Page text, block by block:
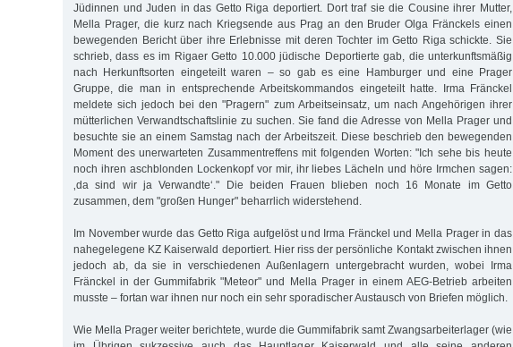
Jüdinnen und Juden in das Getto Riga deportiert. Dort traf sie die Cousine ihrer Mutter,
Mella Prager, die kurz nach Kriegsende aus Prag an den Bruder Olga Fränckels einen
bewegenden Bericht über ihre Erlebnisse mit deren Tochter im Getto Riga schickte. Sie
schrieb, dass es im Rigaer Getto 10.000 jüdische Deportierte gab, die unterkunftsmäßig
nach Herkunftsorten eingeteilt waren – so gab es eine Hamburger und eine Prager
Gruppe, die man in entsprechende Arbeitskommandos eingeteilt hatte. Irma Fränckel
meldete sich jedoch bei den "Pragern" zum Arbeitseinsatz, um nach Angehörigen ihrer
mütterlichen Verwandtschaftslinie zu suchen. Sie fand die Adresse von Mella Prager und
besuchte sie an einem Samstag nach der Arbeitszeit. Diese beschrieb den bewegenden
Moment des unerwarteten Zusammentreffens mit folgenden Worten: "Ich sehe bis heute
noch ihren aschblonden Lockenkopf vor mir, ihr liebes Lächeln und höre Irmchen sagen:
‚da sind wir ja Verwandte‘." Die beiden Frauen blieben noch 16 Monate im Getto
zusammen, dem "großen Hunger" beharrlich widerstehend.
Im November wurde das Getto Riga aufgelöst und Irma Fränckel und Mella Prager in das
nahegelegene KZ Kaiserwald deportiert. Hier riss der persönliche Kontakt zwischen ihnen
jedoch ab, da sie in verschiedenen Außenlagern untergebracht wurden, wobei Irma
Fränckel in der Gummifabrik "Meteor" und Mella Prager in einem AEG-Betrieb arbeiten
musste – fortan war ihnen nur noch ein sehr sporadischer Austausch von Briefen möglich.
Wie Mella Prager weiter berichtete, wurde die Gummifabrik samt Zwangsarbeiterlager (wie